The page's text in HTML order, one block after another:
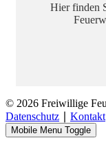
Hier finden
© 2026 Freiwillige
Datenschutz
Kontakt
Mobile Menu Toggle